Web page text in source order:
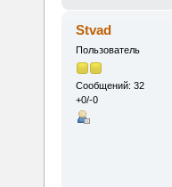
Stvad
Пользователь
Сообщений: 32
+0/-0